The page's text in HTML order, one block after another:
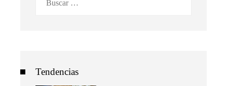
Tendencias